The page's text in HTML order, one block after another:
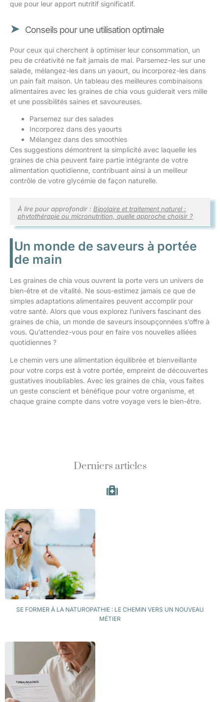
que pour leur apport nutritif significatif.
Conseils pour une utilisation optimale
Pour ceux qui cherchent à optimiser leur consommation, un
peu de créativité ne fait jamais de mal. Parsemez-les sur une
salade, mélangez-les dans un yaourt, ou incorporez-les dans
un pain fait maison. Un tableau des meilleures combinaisons
alimentaires avec les graines de chia vous guiderait vers mille
et une possibilités saines et savoureuses.
Parsemez sur des salades
Incorporez dans des yaourts
Mélangez dans des smoothies
Ces suggestions démontrent la simplicité avec laquelle les
graines de chia peuvent faire partie intégrante de votre
alimentation quotidienne, contribuant ainsi à un meilleur
contrôle de votre glycémie de façon naturelle.
À lire pour approfondir : Bipolaire et traitement naturel :
phytothérapie ou micronutrition, quelle approche choisir ?
Un monde de saveurs à portée
de main
Les graines de chia vous ouvrent la porte vers un univers de
bien-être et de vitalité. Ne sous-estimez jamais ce que de
simples adaptations alimentaires peuvent accomplir pour
votre santé. Alors que vous explorez l’univers fascinant des
graines de chia, un monde de saveurs insoupçonnées s’offre à
vous. Qu’attendez-vous pour en faire vos nouvelles alliées
quotidiennes ?
Le chemin vers une alimentation équilibrée et bienveillante
pour votre corps est à votre portée, empreint de découvertes
gustatives inoubliables. Avec les graines de chia, vous faites
un geste conscient et bénéfique pour votre organisme, et
chaque graine compte dans votre voyage vers le bien-être.
Derniers articles
SE FORMER À LA NATUROPATHIE : LE CHEMIN VERS UN NOUVEAU
MÉTIER